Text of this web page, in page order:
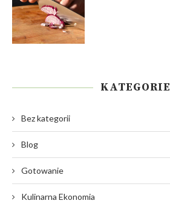
KATEGORIE
Bez kategorii
Blog
Gotowanie
Kulinarna Ekonomia